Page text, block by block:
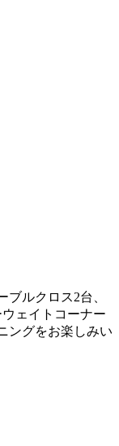
ブルクロス2台
ェイトコーナー
ングをお楽しみい